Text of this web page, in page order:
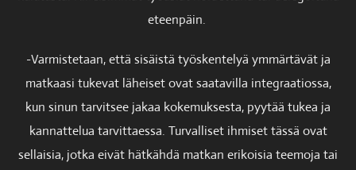
eteenpäin.
-Varmistetaan, että sisäistä työskentelyä ymmärtävät ja
matkaasi tukevat läheiset ovat saatavilla integraatiossa,
kun sinun tarvitsee jakaa kokemuksesta, pyytää tukea ja
kannattelua tarvittaessa. Turvalliset ihmiset tässä ovat
sellaisia, jotka eivät hätkähdä matkan erikoisia teemoja tai